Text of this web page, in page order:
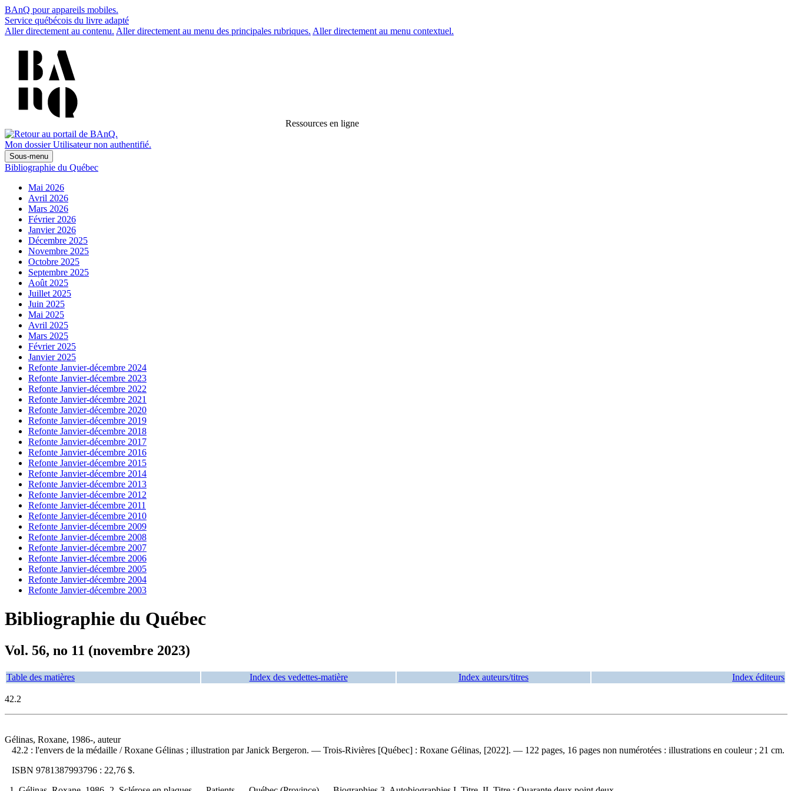
BAnQ pour appareils mobiles.
Service québécois du livre adapté
Aller directement au contenu. Aller directement au menu des principales rubriques. Aller directement au menu contextuel.
Ressources en ligne
Mon dossier Utilisateur non authentifié.
Sous-menu
Bibliographie du Québec
Mai 2026
Avril 2026
Mars 2026
Février 2026
Janvier 2026
Décembre 2025
Novembre 2025
Octobre 2025
Septembre 2025
Août 2025
Juillet 2025
Juin 2025
Mai 2025
Avril 2025
Mars 2025
Février 2025
Janvier 2025
Refonte Janvier-décembre 2024
Refonte Janvier-décembre 2023
Refonte Janvier-décembre 2022
Refonte Janvier-décembre 2021
Refonte Janvier-décembre 2020
Refonte Janvier-décembre 2019
Refonte Janvier-décembre 2018
Refonte Janvier-décembre 2017
Refonte Janvier-décembre 2016
Refonte Janvier-décembre 2015
Refonte Janvier-décembre 2014
Refonte Janvier-décembre 2013
Refonte Janvier-décembre 2012
Refonte Janvier-décembre 2011
Refonte Janvier-décembre 2010
Refonte Janvier-décembre 2009
Refonte Janvier-décembre 2008
Refonte Janvier-décembre 2007
Refonte Janvier-décembre 2006
Refonte Janvier-décembre 2005
Refonte Janvier-décembre 2004
Refonte Janvier-décembre 2003
Bibliographie du Québec
Vol. 56, no 11 (novembre 2023)
Table des matières Index des vedettes-matière Index auteurs/titres Index éditeurs
42.2
Gélinas, Roxane, 1986-, auteur
42.2 : l'envers de la médaille / Roxane Gélinas ; illustration par Janick Bergeron. — Trois-Rivières [Québec] : Roxane Gélinas, [2022]. — 122 pages, 16 pages non numérotées : illustrations en couleur ; 21 cm.
ISBN 9781387993796 : 22,76 $.